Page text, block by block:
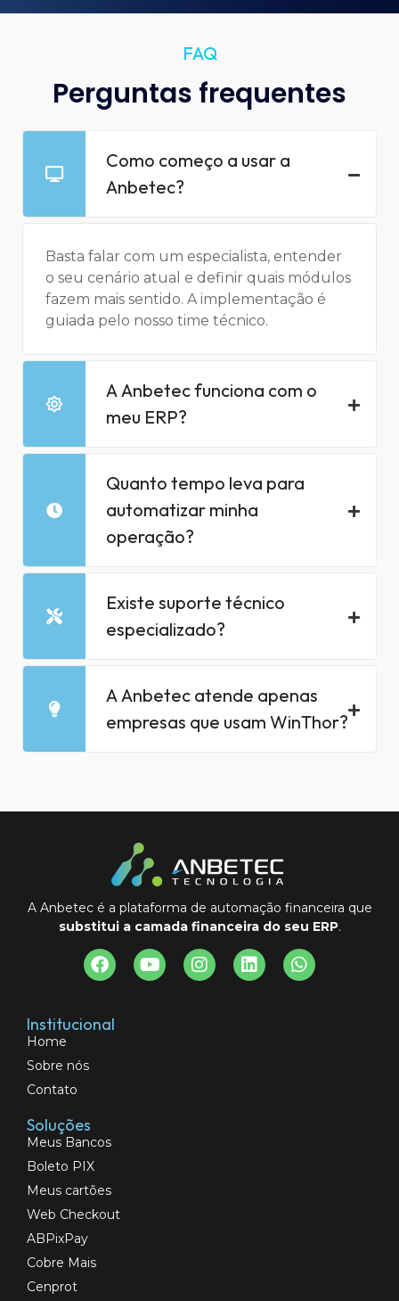
FAQ
Perguntas frequentes
Como começo a usar a
Anbetec?
Basta falar com um especialista, entender
o seu cenário atual e definir quais módulos
fazem mais sentido. A implementação é
guiada pelo nosso time técnico.
A Anbetec funciona com o
meu ERP?
Quanto tempo leva para
automatizar minha
operação?
Existe suporte técnico
especializado?
A Anbetec atende apenas
empresas que usam WinThor?
A Anbetec é a plataforma de automação financeira que
substitui a camada financeira do seu ERP.
Institucional
Home
Sobre nós
Contato
Soluções
Meus Bancos
Boleto PIX
Meus cartões
Web Checkout
ABPixPay
Cobre Mais
Cenprot